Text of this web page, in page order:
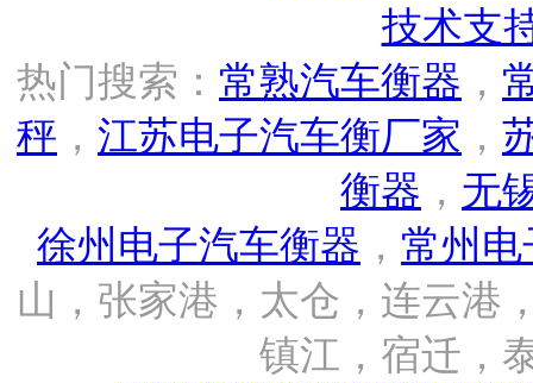
技术支
热门搜索： 常熟汽车衡器 ，
秤 ， 江苏电子汽车衡厂家 ，
衡器 ， 无
徐州电子汽车衡器 ， 常州
山，张家港，太仓，连云港
镇江，宿迁，